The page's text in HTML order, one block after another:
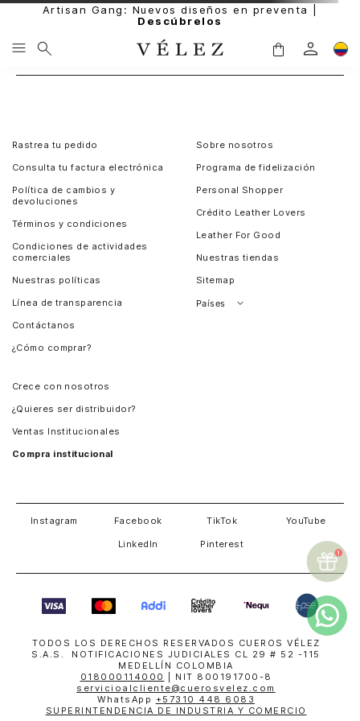
Artisan Gang: Nuevos diseños en preventa |
Descúbrelos
Rastrea tu pedido
Consulta tu factura electrónica
Política de cambios y
devoluciones
Términos y condiciones
Condiciones de actividades
comerciales
Nuestras políticas
Línea de transparencia
Contáctanos
¿Cómo comprar?
Sobre nosotros
Programa de fidelización
Personal Shopper
Crédito Leather Lovers
Leather For Good
Nuestras tiendas
Sitemap
Países
Crece con nosotros
¿Quieres ser distribuidor?
Ventas Institucionales
Compra institucional
Instagram Facebook TikTok YouTube
LinkedIn Pinterest
TODOS LOS DERECHOS RESERVADOS CUEROS VÉLEZ
S.A.S. NOTIFICACIONES JUDICIALES CL 29 # 52 -115
MEDELLÍN COLOMBIA
018000114000
| NIT 800191700-8
servicioalcliente@cuerosvelez.com
WhatsApp +57310 448 6083
SUPERINTENDENCIA DE INDUSTRIA Y COMERCIO